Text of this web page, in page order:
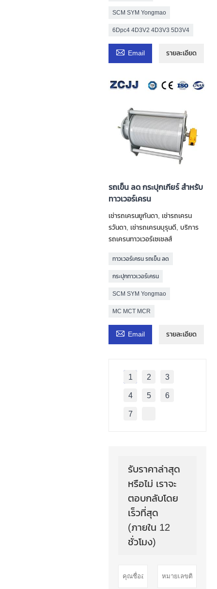
SCM SYM Yongmao
6Dpc4 4D3V2 4D3V3 5D3V4
 Email รายละเอียด
รถเข็น ลด กระปุกเกียร์ สำหรับ
ทาวเวอร์เครน
เช่ารถเครนยูกันดา, เช่ารถเครน
รวันดา, เช่ารถเครนบุรุนดี, บริการ
รถเครนทาวเวอร์เซเชลส์
ทาวเวอร์เครน รถเข็น ลด
กระปุกทาวเวอร์เครน
SCM SYM Yongmao
MC MCT MCR
 Email รายละเอียด
1 2
3
4
5
6
7
รับราคาล่าสุด
หรือไม่ เราจะ
ตอบกลับโดย
เร็วที่สุด
(ภายใน 12
ชั่วโมง)